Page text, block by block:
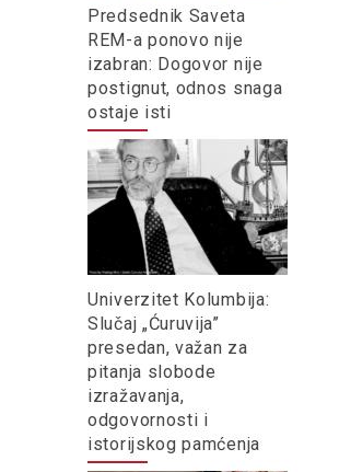
Predsednik Saveta
REM-a ponovo nije
izabran: Dogovor nije
postignut, odnos snaga
ostaje isti
Univerzitet Kolumbija:
Slučaj „Ćuruvija”
presedan, važan za
pitanja slobode
izražavanja,
odgovornosti i
istorijskog pamćenja